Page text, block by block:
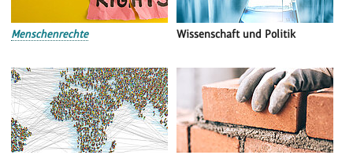
Menschenrechte Wissenschaft und Politik